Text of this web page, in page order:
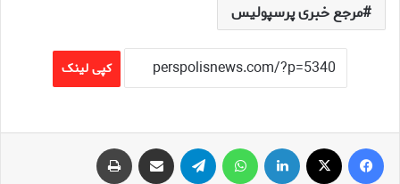
مرجع خبری پرسپولیس
کپی لینک
فیس بوک لینکدین تلگرام اشتراک گذاری از طریق ایمیل